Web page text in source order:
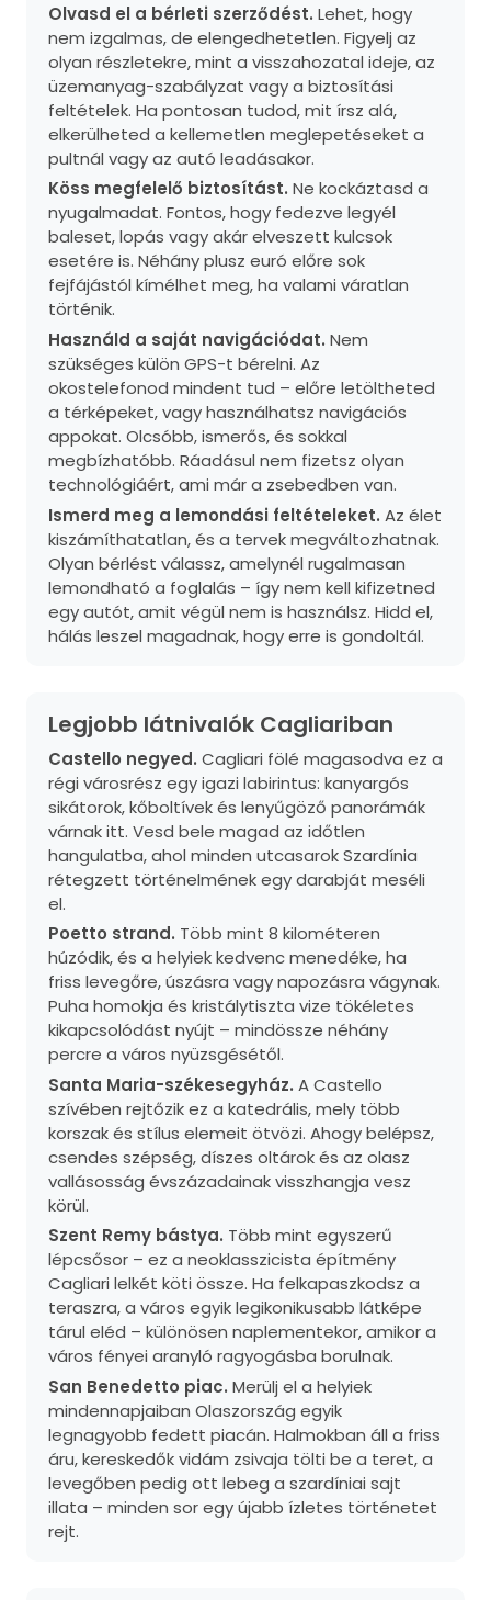
Olvasd el a bérleti szerződést. Lehet, hogy
nem izgalmas, de elengedhetetlen. Figyelj az
olyan részletekre, mint a visszahozatal ideje, az
üzemanyag-szabályzat vagy a biztosítási
feltételek. Ha pontosan tudod, mit írsz alá,
elkerülheted a kellemetlen meglepetéseket a
pultnál vagy az autó leadásakor.
Köss megfelelő biztosítást. Ne kockáztasd a
nyugalmadat. Fontos, hogy fedezve legyél
baleset, lopás vagy akár elveszett kulcsok
esetére is. Néhány plusz euró előre sok
fejfájástól kímélhet meg, ha valami váratlan
történik.
Használd a saját navigációdat. Nem
szükséges külön GPS-t bérelni. Az
okostelefonod mindent tud – előre letöltheted
a térképeket, vagy használhatsz navigációs
appokat. Olcsóbb, ismerős, és sokkal
megbízhatóbb. Ráadásul nem fizetsz olyan
technológiáért, ami már a zsebedben van.
Ismerd meg a lemondási feltételeket. Az élet
kiszámíthatatlan, és a tervek megváltozhatnak.
Olyan bérlést válassz, amelynél rugalmasan
lemondható a foglalás – így nem kell kifizetned
egy autót, amit végül nem is használsz. Hidd el,
hálás leszel magadnak, hogy erre is gondoltál.
Legjobb látnivalók Cagliariban
Castello negyed. Cagliari fölé magasodva ez a
régi városrész egy igazi labirintus: kanyargós
sikátorok, kőboltívek és lenyűgöző panorámák
várnak itt. Vesd bele magad az időtlen
hangulatba, ahol minden utcasarok Szardínia
rétegzett történelmének egy darabját meséli
el.
Poetto strand. Több mint 8 kilométeren
húzódik, és a helyiek kedvenc menedéke, ha
friss levegőre, úszásra vagy napozásra vágynak.
Puha homokja és kristálytiszta vize tökéletes
kikapcsolódást nyújt – mindössze néhány
percre a város nyüzsgésétől.
Santa Maria-székesegyház. A Castello
szívében rejtőzik ez a katedrális, mely több
korszak és stílus elemeit ötvözi. Ahogy belépsz,
csendes szépség, díszes oltárok és az olasz
vallásosság évszázadainak visszhangja vesz
körül.
Szent Remy bástya. Több mint egyszerű
lépcsősor – ez a neoklasszicista építmény
Cagliari lelkét köti össze. Ha felkapaszkodsz a
teraszra, a város egyik legikonikusabb látképe
tárul eléd – különösen naplementekor, amikor a
város fényei aranyló ragyogásba borulnak.
San Benedetto piac. Merülj el a helyiek
mindennapjaiban Olaszország egyik
legnagyobb fedett piacán. Halmokban áll a friss
áru, kereskedők vidám zsivaja tölti be a teret, a
levegőben pedig ott lebeg a szardíniai sajt
illata – minden sor egy újabb ízletes történetet
rejt.